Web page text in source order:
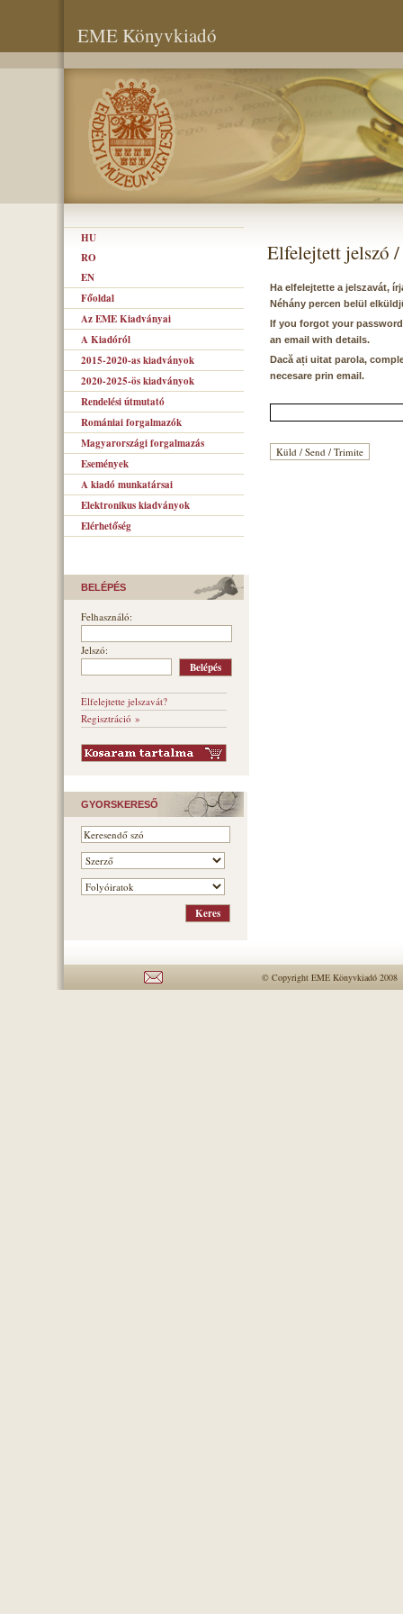
EME Könyvkiadó
HU
RO
EN
Főoldal
Az EME Kiadványai
A Kiadóról
2015-2020-as kiadványok
2020-2025-ös kiadványok
Rendelési útmutató
Romániai forgalmazók
Magyarországi forgalmazás
Események
A kiadó munkatársai
Elektronikus kiadványok
Elérhetőség
BELÉPÉS
Felhasználó:
Jelszó:
Elfelejtette jelszavát?
Regisztráció »
GYORSKERESŐ
Elfelejtett jelszó /
Ha elfelejtette a jelszavát,
Néhány percen belül
If you forgot your
an email with details.
Dacă ați uitat parola,
necesare prin email.
© Copyright EME Könyvkiadó 2008